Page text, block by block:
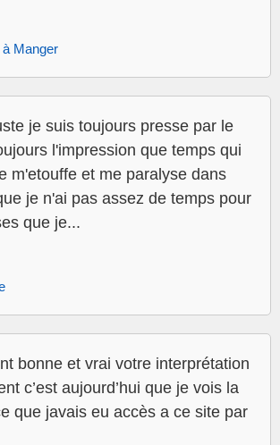
Manger
je suis toujours presse par le
l'impression que temps qui
m'etouffe et me paralyse dans
je n'ai pas assez de temps pour
que je...
bonne et vrai votre interprétation
c’est aujourd’hui que je vois la
que javais eu accès a ce site par